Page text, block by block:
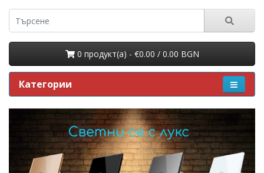
0 продукт(a) - €0.00 / 0.00 BGN
Категории